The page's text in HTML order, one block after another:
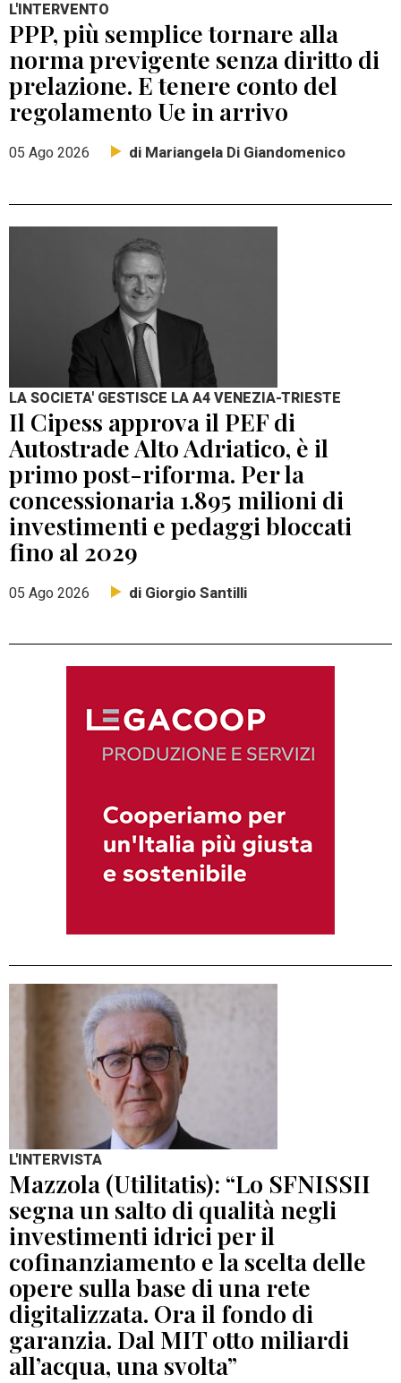
L'INTERVENTO
PPP, più semplice tornare alla
norma previgente senza diritto di
prelazione. E tenere conto del
regolamento Ue in arrivo
05 Ago 2026 di Mariangela Di Giandomenico
LA SOCIETA' GESTISCE LA A4 VENEZIA-TRIESTE
Il Cipess approva il PEF di
Autostrade Alto Adriatico, è il
primo post-riforma. Per la
concessionaria 1.895 milioni di
investimenti e pedaggi bloccati
fino al 2029
05 Ago 2026 di Giorgio Santilli
L'INTERVISTA
Mazzola (Utilitatis): “Lo SFNISSII
segna un salto di qualità negli
investimenti idrici per il
cofinanziamento e la scelta delle
opere sulla base di una rete
digitalizzata. Ora il fondo di
garanzia. Dal MIT otto miliardi
all’acqua, una svolta”